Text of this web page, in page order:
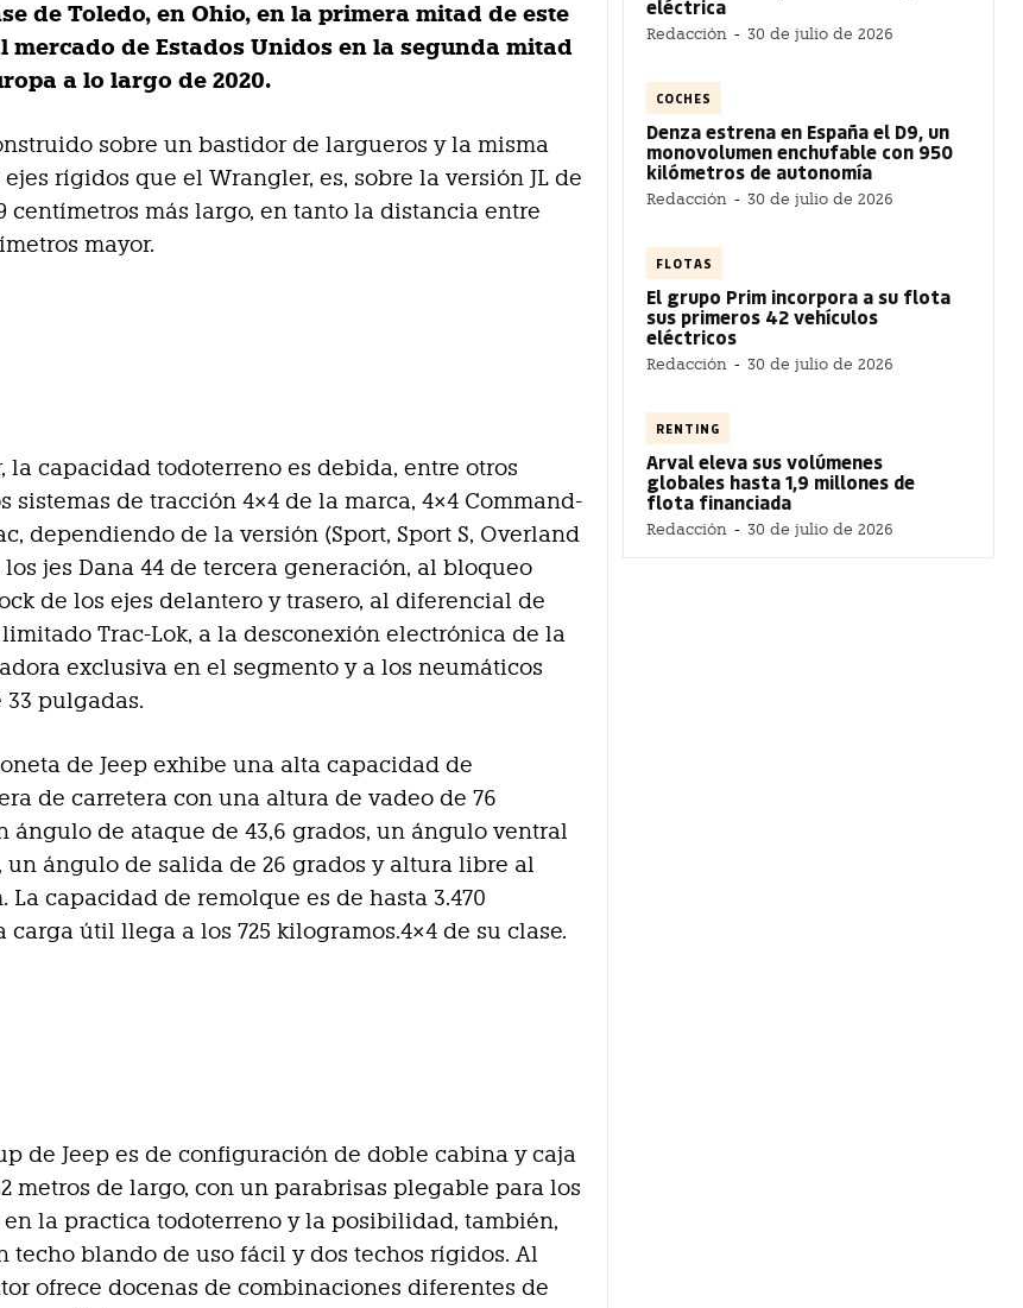
de Toledo, en Ohio, en la primera mitad de este
mercado de Estados Unidos en la segunda mitad
a lo largo de 2020.
sobre un bastidor de largueros y la misma
rígidos que el Wrangler, es, sobre la versión JL de
centímetros más largo, en tanto la distancia entre
mayor.
la capacidad todoterreno es debida, entre otros
sistemas de tracción 4×4 de la marca, 4×4 Command-
dependiendo de la versión (Sport, Sport S, Overland
los jes Dana 44 de tercera generación, al bloqueo
de los ejes delantero y trasero, al diferencial de
Trac-Lok, a la desconexión electrónica de la
exclusiva en el segmento y a los neumáticos
pulgadas.
de Jeep exhibe una alta capacidad de
de carretera con una altura de vadeo de 76
ángulo de ataque de 43,6 grados, un ángulo ventral
un ángulo de salida de 26 grados y altura libre al
La capacidad de remolque es de hasta 3.470
carga útil llega a los 725 kilogramos.4×4 de su clase.
de Jeep es de configuración de doble cabina y caja
metros de largo, con un parabrisas plegable para los
en la practica todoterreno y la posibilidad, también,
techo blando de uso fácil y dos techos rígidos. Al
ofrece docenas de combinaciones diferentes de
eléctrica
Redacción - 30 de julio de 2026
COCHES
Denza estrena en España el D9, un
monovolumen enchufable con 950
kilómetros de autonomía
Redacción - 30 de julio de 2026
FLOTAS
El grupo Prim incorpora a su flota
sus primeros 42 vehículos
eléctricos
Redacción - 30 de julio de 2026
RENTING
Arval eleva sus volúmenes
globales hasta 1,9 millones de
flota financiada
Redacción - 30 de julio de 2026